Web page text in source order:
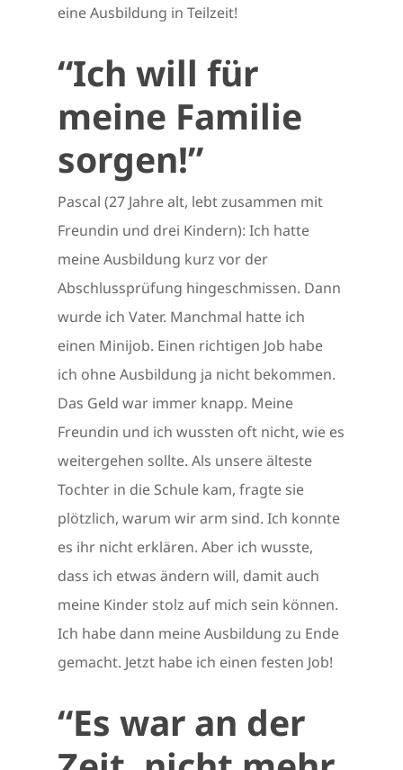
eine Ausbildung in Teilzeit!
“Ich will für
meine Familie
sorgen!”
Pascal (27 Jahre alt, lebt zusammen mit
Freundin und drei Kindern): Ich hatte
meine Ausbildung kurz vor der
Abschlussprüfung hingeschmissen. Dann
wurde ich Vater. Manchmal hatte ich
einen Minijob. Einen richtigen Job habe
ich ohne Ausbildung ja nicht bekommen.
Das Geld war immer knapp. Meine
Freundin und ich wussten oft nicht, wie es
weitergehen sollte. Als unsere älteste
Tochter in die Schule kam, fragte sie
plötzlich, warum wir arm sind. Ich konnte
es ihr nicht erklären. Aber ich wusste,
dass ich etwas ändern will, damit auch
meine Kinder stolz auf mich sein können.
Ich habe dann meine Ausbildung zu Ende
gemacht. Jetzt habe ich einen festen Job!
“Es war an der